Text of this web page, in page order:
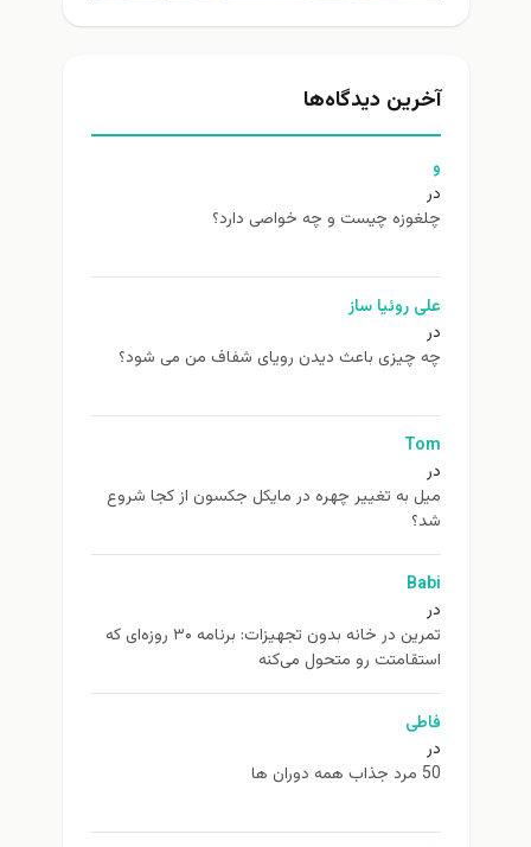
آخرین دیدگاه‌ها
و
در
چلغوزه چیست و چه خواصی دارد؟
علی روئیا ساز
در
چه چیزی باعث دیدن رویای شفاف من می شود؟
Tom
در
ميل به تغيير چهره در مایکل جکسون از كجا شروع
شد؟
Babi
در
تمرین در خانه بدون تجهیزات: برنامه ۳۰ روزه‌ای که
استقامتت رو متحول می‌کنه
فاطی
در
50 مرد جذاب همه دوران ها